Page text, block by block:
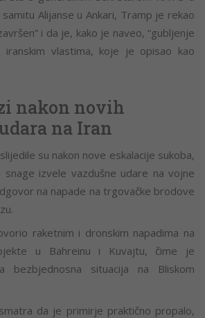
Alijanse u Ankari, Tramp je rekao
i da je, kako je naveo, “gubljenje
iranskim vlastima, koje je opisao kao
nakon novih
na Iran
su nakon nove eskalacije sukoba,
izvele vazdušne udare na vojne
na napade na trgovačke brodove
raketnim i dronskim napadima na
u Bahreinu i Kuvajtu, čime je
bezbjednosna situacija na Bliskom
da je primirje praktično propalo,